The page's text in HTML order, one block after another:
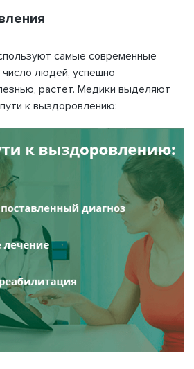
самые современные
людей, успешно
растет. Медики выделяют
к выздоровлению: